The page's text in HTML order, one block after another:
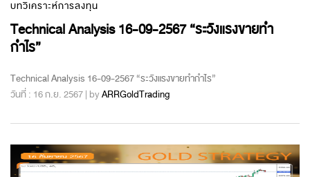
บทวิเคราะห์การลงทุน
Technical Analysis 16-09-2567 “ระวังแรงขายทำ
กำไร”
Technical Analysis 16-09-2567 “ระวังแรงขายทำกำไร”
วันที่ : 16 ก.ย. 2567 | byARRGoldTrading